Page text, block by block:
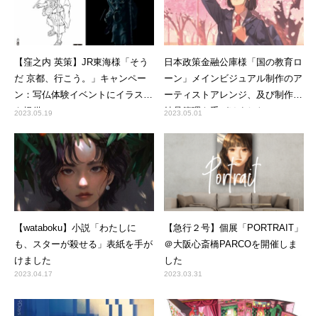
【窪之内 英策】JR東海様「そう
だ 京都、行こう。」キャンペー
ン：写仏体験イベントにイラスト
を提供
2023.05.19
日本政策金融公庫様「国の教育ロ
ーン」メインビジュアル制作のア
ーティストアレンジ、及び制作・
納品管理を手がけました
2023.05.01
【wataboku】小説「わたしに
も、スターが殺せる」表紙を手が
けました
2023.04.17
【急行２号】個展「PORTRAIT」
＠大阪心斎橋PARCOを開催しま
した
2023.03.31